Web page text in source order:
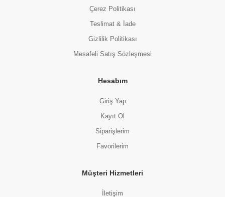
Çerez Politikası
Teslimat & İade
Gizlilik Politikası
Mesafeli Satış Sözleşmesi
Hesabım
Giriş Yap
Kayıt Ol
Siparişlerim
Favorilerim
Müşteri Hizmetleri
İletişim